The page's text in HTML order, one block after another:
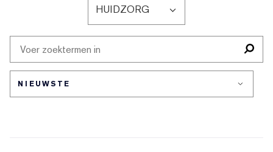
OP
HUIDTYPE
HUIDZORG
FILTER
BEOORDELINGEN
HUIDZORG